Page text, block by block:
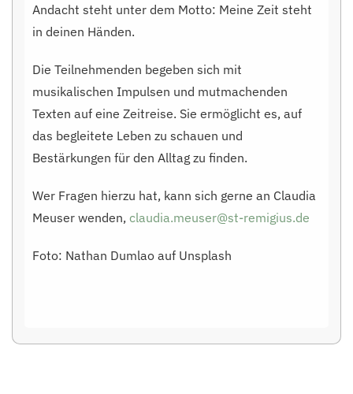
Andacht steht unter dem Motto: Meine Zeit steht
in deinen Händen.
Die Teilnehmenden begeben sich mit
musikalischen Impulsen und mutmachenden
Texten auf eine Zeitreise. Sie ermöglicht es, auf
das begleitete Leben zu schauen und
Bestärkungen für den Alltag zu finden.
Wer Fragen hierzu hat, kann sich gerne an Claudia
Meuser wenden, claudia.meuser@st-remigius.de
Foto: Nathan Dumlao auf Unsplash